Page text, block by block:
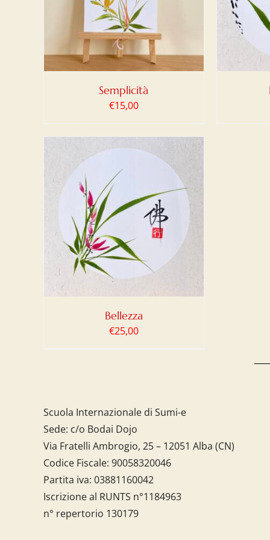
Semplicità
€15,00
Bellezza
€25,00
Scuola Internazionale di Sumi-e
Sede: c/o Bodai Dojo
Via Fratelli Ambrogio, 25 – 12051 Alba (CN)
Codice Fiscale: 90058320046
Partita iva: 03881160042
Iscrizione al RUNTS n°1184963
n° repertorio 130179